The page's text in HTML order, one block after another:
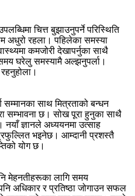
चित्त बुझाउनुपर्ने परिस्थिति
अधुरो रहला। पहिलेका समस्या
कमजोरी देखापर्नुका साथै
घरेलु समस्यामै अल्झनुपर्ला।
साथ मित्रताको बन्धन
सम्भावना छ। सोख पूरा हुनुका साथै
नयाँ ज्ञानले अध्ययनमा उत्साह
भइनेछ। आम्दानी प्रशस्तै
योग छ।
मेहनतीहरूका लागि समय
अधिकार र प्रतिष्ठा जोगाउन सफल